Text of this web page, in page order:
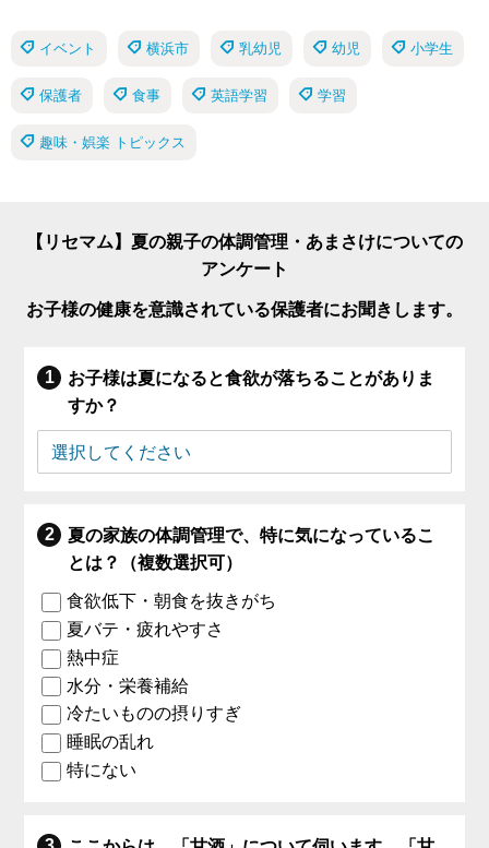
イベント 横浜市 乳幼児 幼児 小学生
保護者 食事 英語学習 学習
趣味・娯楽 トピックス
【リセマム】夏の親子の体調管理・あまさけについての
アンケート
お子様の健康を意識されている保護者にお聞きします。
お子様は夏になると食欲が落ちることがありま
すか？
夏の家族の体調管理で、特に気になっているこ
とは？（複数選択可）
食欲低下・朝食を抜きがち
夏バテ・疲れやすさ
熱中症
水分・栄養補給
冷たいものの摂りすぎ
睡眠の乱れ
特にない